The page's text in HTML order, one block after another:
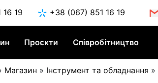
19 +38 (067) 851 16 19
Проєкти Співробітництво
Магазин » Інструмент та обладнання »